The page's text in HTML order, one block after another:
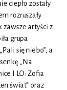
ciepło zostały
rozruszały
artyści z
grupa
się niebo”, a
„Na
I LO: Zofia
świat” oraz